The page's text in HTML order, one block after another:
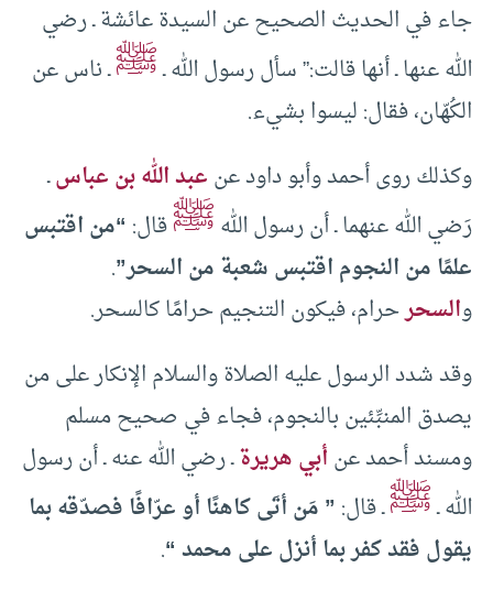
جاء في الحديث الصحيح عن السيدة عائشة ـ رضي
الله عنها ـ أنها قالت:” سأل رسول الله ـﷺـ ناس عن
الكُهّان، فقال: ليسوا بشيء.
وكذلك روى أحمد وأبو داود عنعبد الله بن عباسـ
رَضي الله عنهما ـ أن رسول اللهﷺقال: “من اقتبس
علمًا من النجوم اقتبس شعبة من السحر”.
والسحرحرام، فيكون التنجيم حرامًا كالسحر.
وقد شدد الرسول عليه الصلاة والسلام الإنكار على من
يصدق المنبِّئين بالنجوم، فجاء في صحيح مسلم
ومسند أحمد عنأبي هريرةـ رضي الله عنه ـ أن رسول
الله ـﷺـ قال: ” مَن أتَى كاهنًا أو عرّافًا فصدّقه بما
يقول فقد كفر بما أنزل على محمد “.